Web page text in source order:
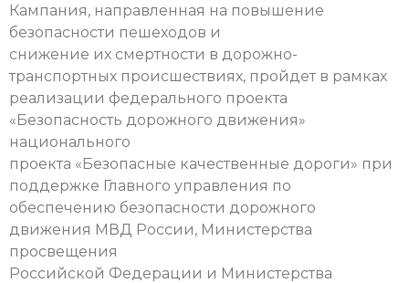
Кампания, направленная на повышение
безопасности пешеходов и
снижение их смертности в дорожно-
транспортных происшествиях, пройдет в рамках
реализации федерального проекта
«Безопасность дорожного движения»
национального
проекта «Безопасные качественные дороги» при
поддержке Главного управления по
обеспечению безопасности дорожного
движения МВД России, Министерства
просвещения
Российской Федерации и Министерства